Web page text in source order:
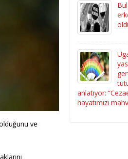
ve
anlatıyor:
hayatımızı